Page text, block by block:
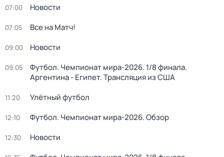
07:00 Новости
07:05 Все на Матч!
09:00 Новости
09:05
Футбол. Чемпионат мира-2026. 1/8 финала.
Аргентина - Египет. Трансляция из США
11:20 Улётный футбол
12:10 Футбол. Чемпионат мира-2026. Обзор
12:30 Новости